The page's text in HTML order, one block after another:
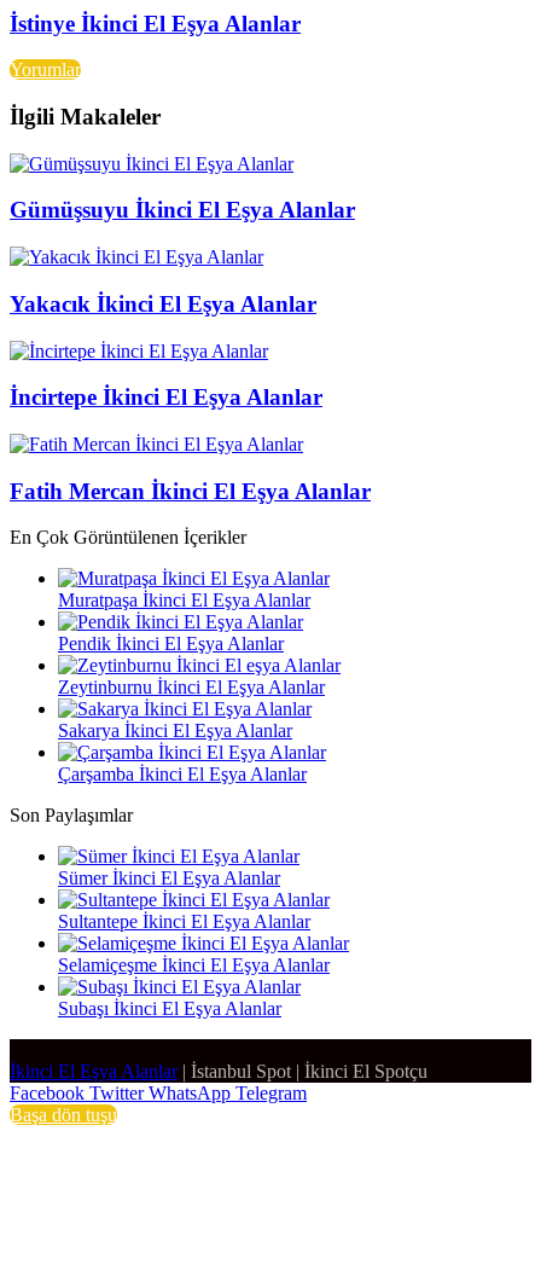
İstinye İkinci El Eşya Alanlar
Yorumlar
İlgili Makaleler
Gümüşsuyu İkinci El Eşya Alanlar
Yakacık İkinci El Eşya Alanlar
İncirtepe İkinci El Eşya Alanlar
Fatih Mercan İkinci El Eşya Alanlar
En Çok Görüntülenen İçerikler
Muratpaşa İkinci El Eşya Alanlar
Pendik İkinci El Eşya Alanlar
Zeytinburnu İkinci El Eşya Alanlar
Sakarya İkinci El Eşya Alanlar
Çarşamba İkinci El Eşya Alanlar
Son Paylaşımlar
Sümer İkinci El Eşya Alanlar
Sultantepe İkinci El Eşya Alanlar
Selamiçeşme İkinci El Eşya Alanlar
Subaşı İkinci El Eşya Alanlar
İkinci El Eşya Alanlar İstanbul Spot İkinci El Spotçu
Facebook Twitter WhatsApp Telegram
Başa dön tuşu